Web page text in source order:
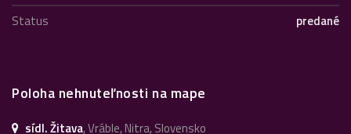
Status
predané
Poloha nehnuteľnosti na mape
sídl. Žitava, Vráble, Nitra, Slovensko